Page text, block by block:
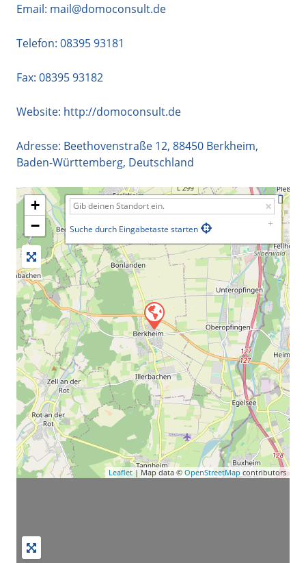
Email: mail@domoconsult.de
Telefon: 08395 93181
Fax: 08395 93182
Website: http://domoconsult.de
Adresse: Beethovenstraße 12, 88450 Berkheim,
Baden-Württemberg, Deutschland
+
−
Suche durch Eingabetaste starten
Leaflet | Map data © OpenStreetMap contributors